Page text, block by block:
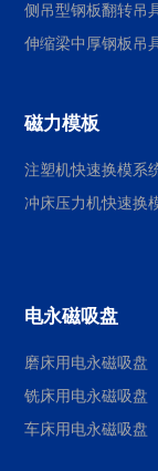
侧吊型钢板翻转吊
伸缩梁中厚钢板吊
磁力模板
注塑机快速换模系
冲床压力机快速换
电永磁吸盘
磨床用电永磁吸盘
铣床用电永磁吸盘
车床用电永磁吸盘